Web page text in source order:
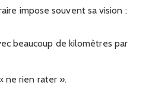
impose souvent sa vision :
beaucoup de kilomètres par
ne rien rater ».